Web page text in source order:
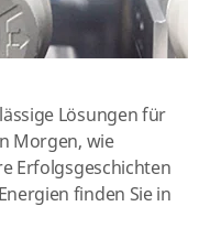
Lösungen für
Morgen, wie
Erfolgsgeschichten
finden Sie in